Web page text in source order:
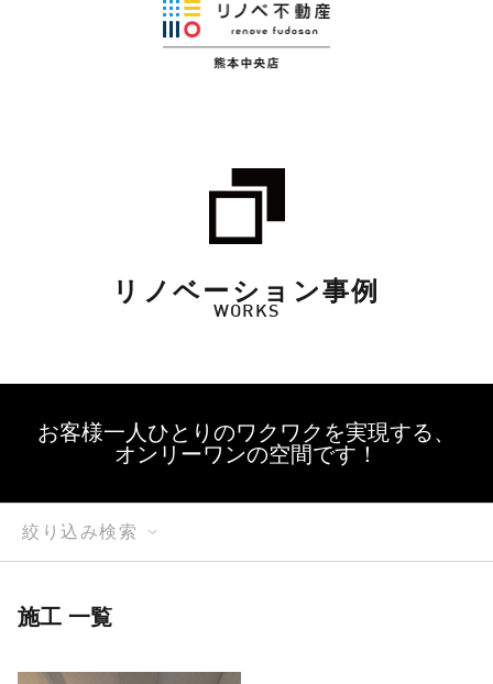
リノベーション事例
WORKS
お客様一人ひとりのワクワクを実現する、
オンリーワンの空間です！
絞り込み検索
施工 一覧